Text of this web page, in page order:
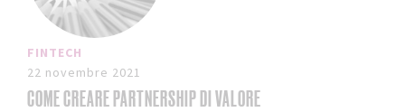
FINTECH
22 novembre 2021
COME CREARE PARTNERSHIP DI VALORE